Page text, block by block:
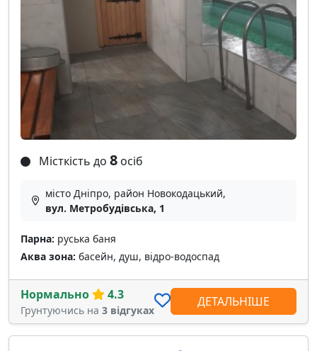
Місткість до 8 осіб
місто Дніпро, район Новокодацький,
вул. Метробудівська, 1
Парна: руська баня
Аква зона: басейн, душ, відро-водоспад
Нормально 4.3
Грунтуючись на 3 відгуках
ДЕТАЛЬНІШЕ